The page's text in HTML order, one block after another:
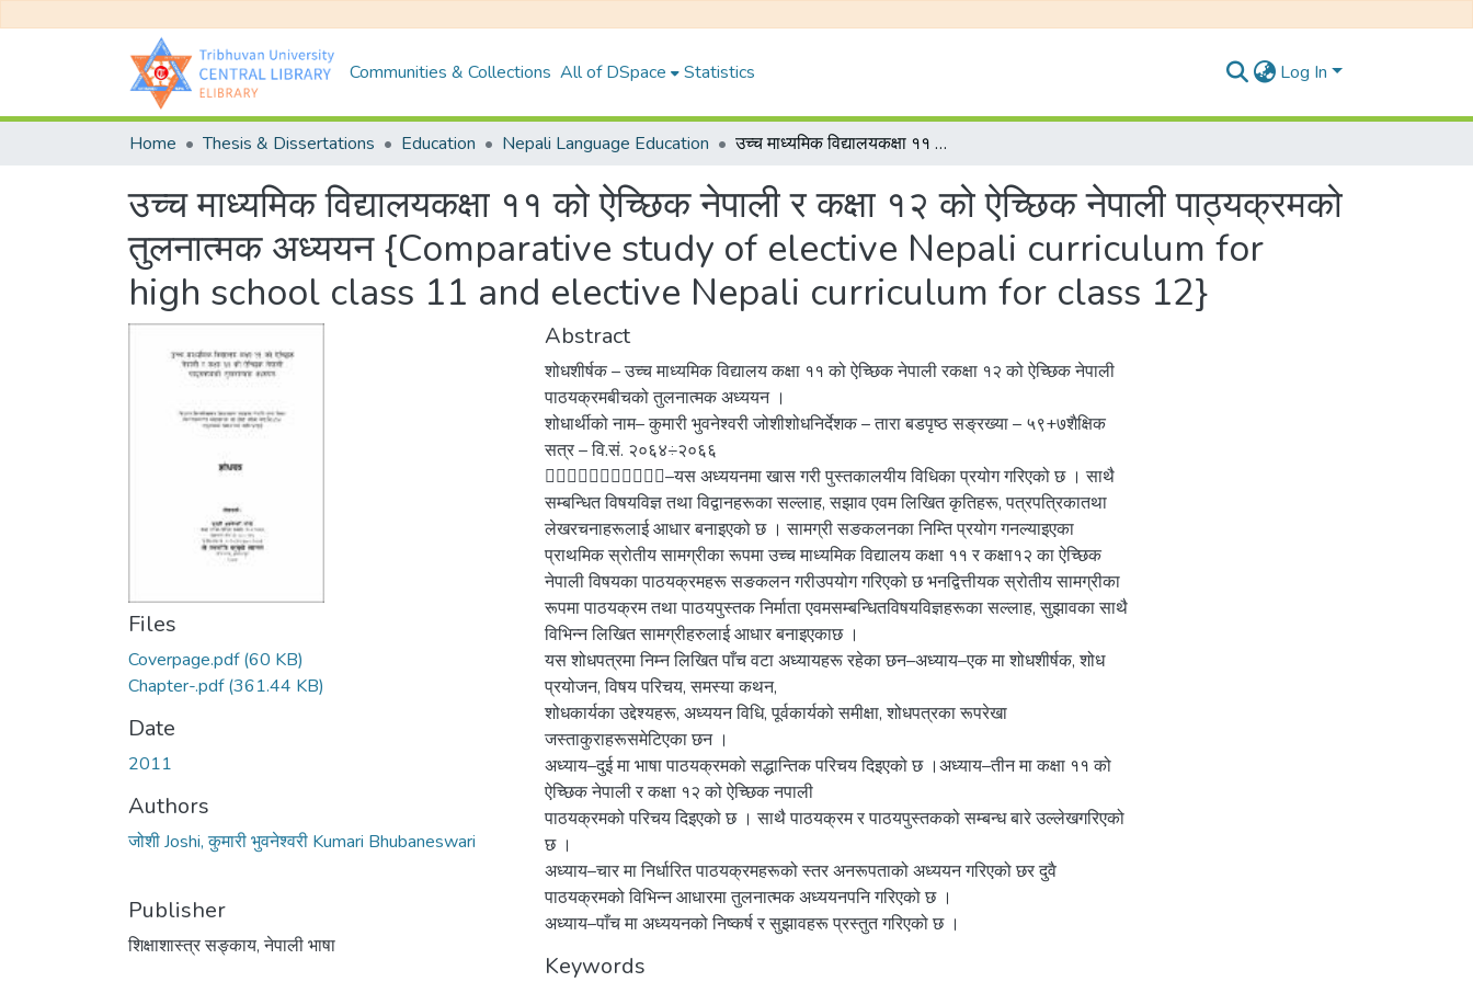
Communities & Collections All of DSpace Statistics Log In
Home Thesis & Dissertations Education Nepali Language Education उच्च माध्यमिक विद्यालयकक्षा ११ को ऐच्छिक नेपाली र कक्षा १२ को ऐच्छिक नेपाली पाठ्यक्रमको तुलनात्मक अध्ययन {Comparative study of elective Nepali curriculum for high school class 11 and elective Nepali curriculum for class 12}
उच्च माध्यमिक विद्यालयकक्षा ११ को ऐच्छिक नेपाली र कक्षा १२ को ऐच्छिक नेपाली पाठ्यक्रमको
तुलनात्मक अध्ययन {Comparative study of elective Nepali curriculum for
high school class 11 and elective Nepali curriculum for class 12}
Files
Coverpage.pdf(60 KB)
Chapter-.pdf(361.44 KB)
Date
2011
Authors
जोशी Joshi, कुमारी भुवनेश्वरी Kumari Bhubaneswari
Publisher
शिक्षाशास्त्र सङ्काय, नेपाली भाषा
Abstract
शोधशीर्षक – उच्च माध्यमिक विद्यालय कक्षा ११ को ऐच्छिक नेपाली रकक्षा १२ को ऐच्छिक नेपाली
पाठयक्रमबीचको तुलनात्मक अध्ययन ।
शोधार्थीको नाम– कुमारी भुवनेश्वरी जोशीशोधनिर्देशक – तारा बडपृष्ठ सङ्रख्या – ५९+७शैक्षिक
सत्र – वि.सं. २०६४÷२०६६
–यस अध्ययनमा खास गरी पुस्तकालयीय विधिका प्रयोग गरिएको छ । साथै
सम्बन्धित विषयविज्ञ तथा विद्वानहरूका सल्लाह, सझाव एवम लिखित कृतिहरू, पत्रपत्रिकातथा
लेखरचनाहरूलाई आधार बनाइएको छ । सामग्री सङकलनका निम्ति प्रयोग गनल्याइएका
प्राथमिक स्रोतीय सामग्रीका रूपमा उच्च माध्यमिक विद्यालय कक्षा ११ र कक्षा१२ का ऐच्छिक
नेपाली विषयका पाठयक्रमहरू सङकलन गरीउपयोग गरिएको छ भनद्वित्तीयक स्रोतीय सामग्रीका
रूपमा पाठयक्रम तथा पाठयपुस्तक निर्माता एवमसम्बन्धितविषयविज्ञहरूका सल्लाह, सुझावका साथै
विभिन्न लिखित सामग्रीहरुलाई आधार बनाइएकाछ ।
यस शोधपत्रमा निम्न लिखित पाँच वटा अध्यायहरू रहेका छन–अध्याय–एक मा शोधशीर्षक, शोध
प्रयोजन, विषय परिचय, समस्या कथन,
शोधकार्यका उद्देश्यहरू, अध्ययन विधि, पूर्वकार्यको समीक्षा, शोधपत्रका रूपरेखा
जस्ताकुराहरूसमेटिएका छन ।
अध्याय–दुई मा भाषा पाठयक्रमको सद्धान्तिक परिचय दिइएको छ ।अध्याय–तीन मा कक्षा ११ को
ऐच्छिक नेपाली र कक्षा १२ को ऐच्छिक नपाली
पाठयक्रमको परिचय दिइएको छ । साथै पाठयक्रम र पाठयपुस्तकको सम्बन्ध बारे उल्लेखगरिएको
छ ।
अध्याय–चार मा निर्धारित पाठयक्रमहरूको स्तर अनरूपताको अध्ययन गरिएको छर दुवै
पाठयक्रमको विभिन्न आधारमा तुलनात्मक अध्ययनपनि गरिएको छ ।
अध्याय–पाँच मा अध्ययनको निष्कर्ष र सुझावहरू प्रस्तुत गरिएको छ ।
Keywords